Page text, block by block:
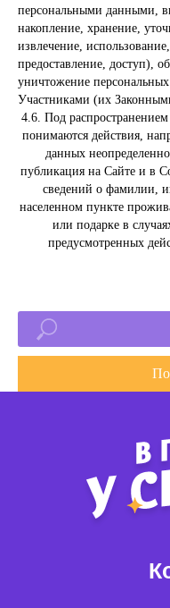
персональными данными,
накопление, хранение,
извлечение,
предоставление, доступ),
уничтожение
Участниками (их
4.6. Под
понимаются действия,
данных
публикация на Сайте и в
сведений о фамилии,
населенном пункте
или подарке в
предусмотренных